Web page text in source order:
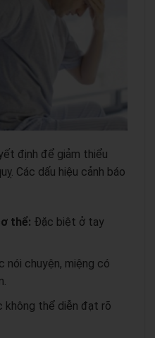
định để giảm thiểu
Các dấu hiệu cảnh báo
thể: Đặc biệt ở tay
nói chuyện, miệng có
không thể diễn đạt rõ